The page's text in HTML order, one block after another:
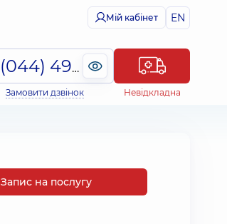
Мій кабінет EN
(044) 495-2-888
Замовити дзвінок Невідкладна
Запис на послугу